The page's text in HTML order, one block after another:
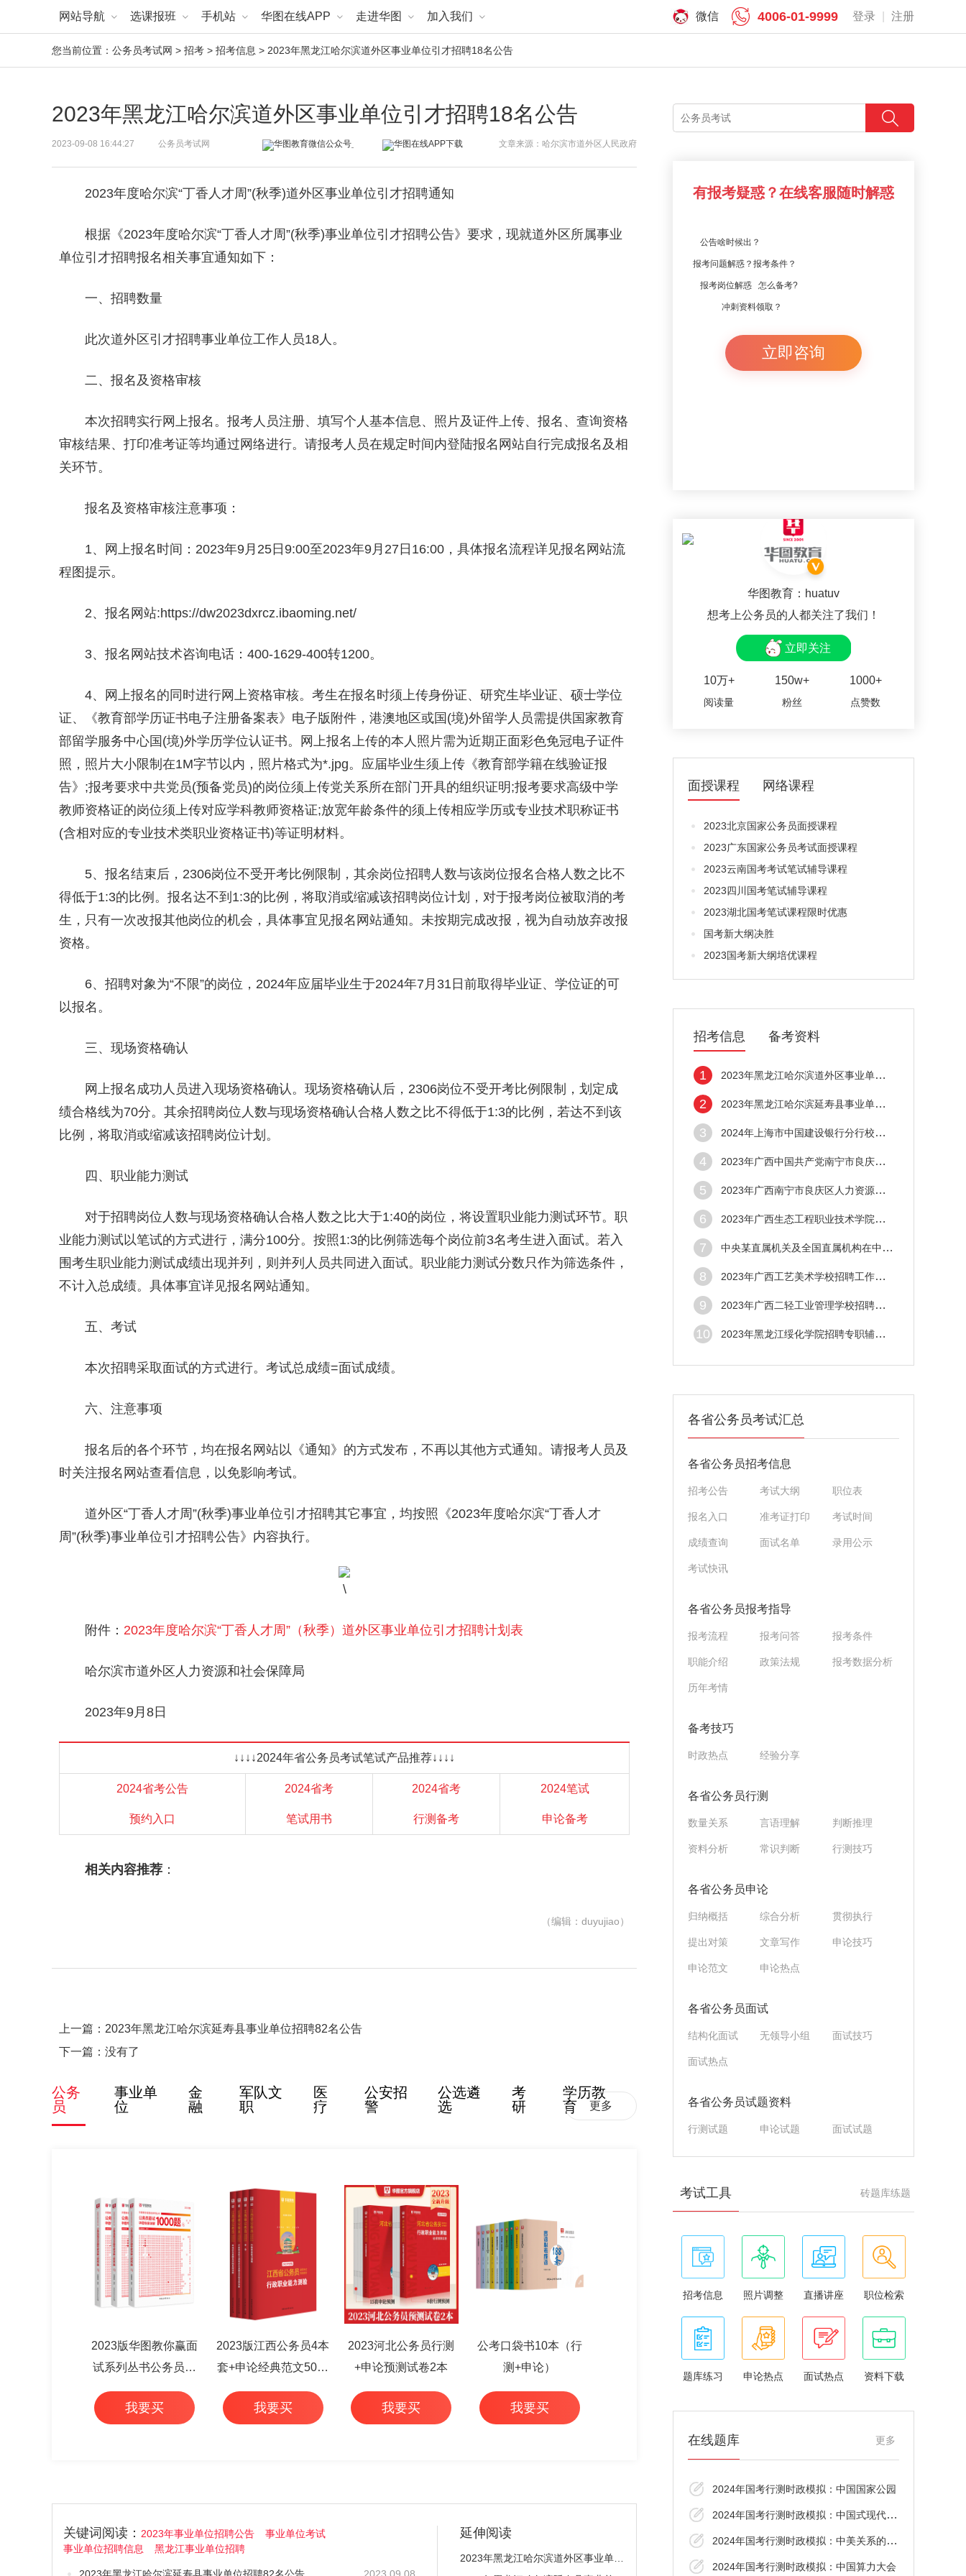
网站导航 选课报班 手机站 华图在线APP 走进华图 加入我们 登录 注册
4006-01-9999
微信
您当前位置： 公务员考试网 > 招考 > 招考信息 > 2023年黑龙江哈尔滨道外区事业单位引才招聘18名公告
2023年黑龙江哈尔滨道外区事业单位引才招聘18名公告
2023-09-08 16:44:27 公务员考试网 文章来源：哈尔滨市道外区人民政府
2023年度哈尔滨“丁香人才周”(秋季)道外区事业单位引才招聘通知
根据《2023年度哈尔滨“丁香人才周”(秋季)事业单位引才招聘公告》要求，现就道外区所属事业
单位引才招聘报名相关事宜通知如下：
一、招聘数量
此次道外区引才招聘事业单位工作人员18人。
二、报名及资格审核
本次招聘实行网上报名。报考人员注册、填写个人基本信息、照片及证件上传、报名、查询资格
审核结果、打印准考证等均通过网络进行。请报考人员在规定时间内登陆报名网站自行完成报名及相
关环节。
报名及资格审核注意事项：
1、网上报名时间：2023年9月25日9:00至2023年9月27日16:00，具体报名流程详见报名网站流
程图提示。
2、报名网站:https://dw2023dxrcz.ibaoming.net/
3、报名网站技术咨询电话：400-1629-400转1200。
4、网上报名的同时进行网上资格审核。考生在报名时须上传身份证、研究生毕业证、硕士学位
证、《教育部学历证书电子注册备案表》电子版附件，港澳地区或国(境)外留学人员需提供国家教育
部留学服务中心国(境)外学历学位认证书。网上报名上传的本人照片需为近期正面彩色免冠电子证件
照，照片大小限制在1M字节以内，照片格式为*.jpg。应届毕业生须上传《教育部学籍在线验证报
告》;报考要求中共党员(预备党员)的岗位须上传党关系所在部门开具的组织证明;报考要求高级中学
教师资格证的岗位须上传对应学科教师资格证;放宽年龄条件的须上传相应学历或专业技术职称证书
(含相对应的专业技术类职业资格证书)等证明材料。
5、报名结束后，2306岗位不受开考比例限制，其余岗位招聘人数与该岗位报名合格人数之比不
得低于1:3的比例。报名达不到1:3的比例，将取消或缩减该招聘岗位计划，对于报考岗位被取消的考
生，只有一次改报其他岗位的机会，具体事宜见报名网站通知。未按期完成改报，视为自动放弃改报
资格。
6、招聘对象为“不限”的岗位，2024年应届毕业生于2024年7月31日前取得毕业证、学位证的可
以报名。
三、现场资格确认
网上报名成功人员进入现场资格确认。现场资格确认后，2306岗位不受开考比例限制，划定成
绩合格线为70分。其余招聘岗位人数与现场资格确认合格人数之比不得低于1:3的比例，若达不到该
比例，将取消或缩减该招聘岗位计划。
四、职业能力测试
对于招聘岗位人数与现场资格确认合格人数之比大于1:40的岗位，将设置职业能力测试环节。职
业能力测试以笔试的方式进行，满分100分。按照1:3的比例筛选每个岗位前3名考生进入面试。若入
围考生职业能力测试成绩出现并列，则并列人员共同进入面试。职业能力测试分数只作为筛选条件，
不计入总成绩。具体事宜详见报名网站通知。
五、考试
本次招聘采取面试的方式进行。考试总成绩=面试成绩。
六、注意事项
报名后的各个环节，均在报名网站以《通知》的方式发布，不再以其他方式通知。请报考人员及
时关注报名网站查看信息，以免影响考试。
道外区“丁香人才周”(秋季)事业单位引才招聘其它事宜，均按照《2023年度哈尔滨“丁香人才
周”(秋季)事业单位引才招聘公告》内容执行。
附件： 2023年度哈尔滨“丁香人才周”（秋季）道外区事业单位引才招聘计划表
哈尔滨市道外区人力资源和社会保障局
2023年9月8日
↓↓↓↓2024年省公务员考试笔试产品推荐↓↓↓↓
2024省考公告
预约入口
2024省考
笔试用书
2024省考
行测备考
2024笔试
申论备考
相关内容推荐 ：
（编辑：duyujiao）
上一篇： 2023年黑龙江哈尔滨延寿县事业单位招聘82名公告
下一篇：没有了
公务
员
事业单
位
金
融
军队文
职
医
疗
公安招
警
公选遴
选
考
研
学历教
育
更多
2023版华图教你赢面
试系列丛书公务员面
试华图专家详解1000
题（3本套）
我要买
2023版江西公务员4本
套+申论经典范文50篇
+行测高频考点 6本
我要买
2023河北公务员行测
+申论预测试卷2本
我要买
公考口袋书10本（行
测+申论）
我要买
关键词阅读： 2023年事业单位招聘公告
事业单位考试
事业单位招聘信息
黑龙江事业单位招聘
延伸阅读
有报考疑惑？在线客服随时解惑
公告啥时候出？
报考问题解惑？报考条件？
报考岗位解惑 怎么备考?
冲刺资料领取？
立即咨询
华图教育：huatuv
想考上公务员的人都关注了我们！
立即关注
10万+
阅读量
150w+
粉丝
1000+
点赞数
面授课程 网络课程
2023北京国家公务员面授课程
2023广东国家公务员考试面授课程
2023云南国考考试笔试辅导课程
2023四川国考笔试辅导课程
2023湖北国考笔试课程限时优惠
国考新大纲决胜
2023国考新大纲培优课程
招考信息 备考资料
1 2023年黑龙江哈尔滨道外区事业单位引才招聘
2 2023年黑龙江哈尔滨延寿县事业单位招聘82名
3 2024年上海市中国建设银行分行校园招聘工作
4 2023年广西中国共产党南宁市良庆区委员会组
5 2023年广西南宁市良庆区人力资源和社会保障
6 2023年广西生态工程职业技术学院招聘高层次
7 中央某直属机关及全国直属机构在中南大学本
8 2023年广西工艺美术学校招聘工作人员公告
9 2023年广西二轻工业管理学校招聘工作人员公
10 2023年黑龙江绥化学院招聘专职辅导员公告
各省公务员考试汇总
各省公务员招考信息
招考公告 考试大纲 职位表
报名入口 准考证打印 考试时间
成绩查询 面试名单 录用公示
考试快讯
各省公务员报考指导
报考流程 报考问答 报考条件
职能介绍 政策法规 报考数据分析
历年考情
备考技巧
时政热点 经验分享
各省公务员行测
数量关系 言语理解 判断推理
资料分析 常识判断 行测技巧
各省公务员申论
归纳概括 综合分析 贯彻执行
提出对策 文章写作 申论技巧
申论范文 申论热点
各省公务员面试
结构化面试 无领导小组 面试技巧
面试热点
各省公务员试题资料
行测试题 申论试题 面试试题
砖题库练题
考试工具
招考信息 照片调整 直播讲座 职位检索
题库练习 申论热点 面试热点 资料下载
更多
在线题库
2024年国考行测时政模拟：中国国家公园
2024年国考行测时政模拟：中国式现代化是强
2024年国考行测时政模拟：中美关系的希望
2024年国考行测时政模拟：中国算力大会